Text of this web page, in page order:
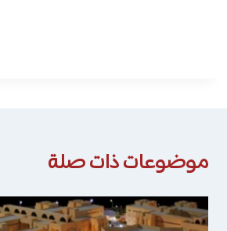
موضوعات ذات صلة